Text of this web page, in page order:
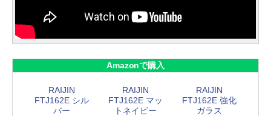
Amazonで購入
RAIJIN
FTJ162E シル
バー
RAIJIN
FTJ162E マッ
トネイビー
RAIJIN
FTJ162E 強化
ガラス